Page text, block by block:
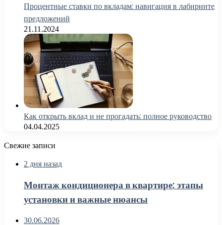
Процентные ставки по вкладам: навигация в лабиринте
предложений
21.11.2024
Как открыть вклад и не прогадать: полное руководство
04.04.2025
Свежие записи
2 дня назад
Монтаж кондиционера в квартире: этапы
установки и важные нюансы
30.06.2026